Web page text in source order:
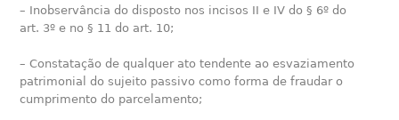
– Inobservância do disposto nos incisos II e IV do § 6º do
art. 3º e no § 11 do art. 10;
– Constatação de qualquer ato tendente ao esvaziamento
patrimonial do sujeito passivo como forma de fraudar o
cumprimento do parcelamento;